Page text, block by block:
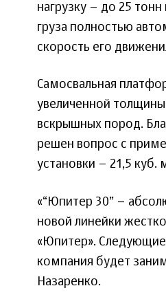
нагрузку – до 25
груза полностью
скорость его
Самосвальная
увеличенной
вскрышных пород.
решен вопрос с
установки – 21,5 куб.
«“Юпитер 30” –
новой линейки
«Юпитер».
компания будет
Назаренко.